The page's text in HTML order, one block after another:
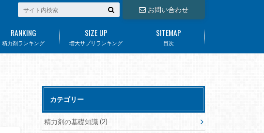
お問い合わせ
精力剤ランキング
RANKING
増大サプリランキング
SIZE UP
目次
SITEMAP
カテゴリー
精力剤の基礎知識(2)